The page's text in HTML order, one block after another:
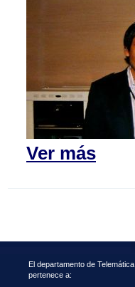
Ver más
El departamento de Telemática
pertenece a: